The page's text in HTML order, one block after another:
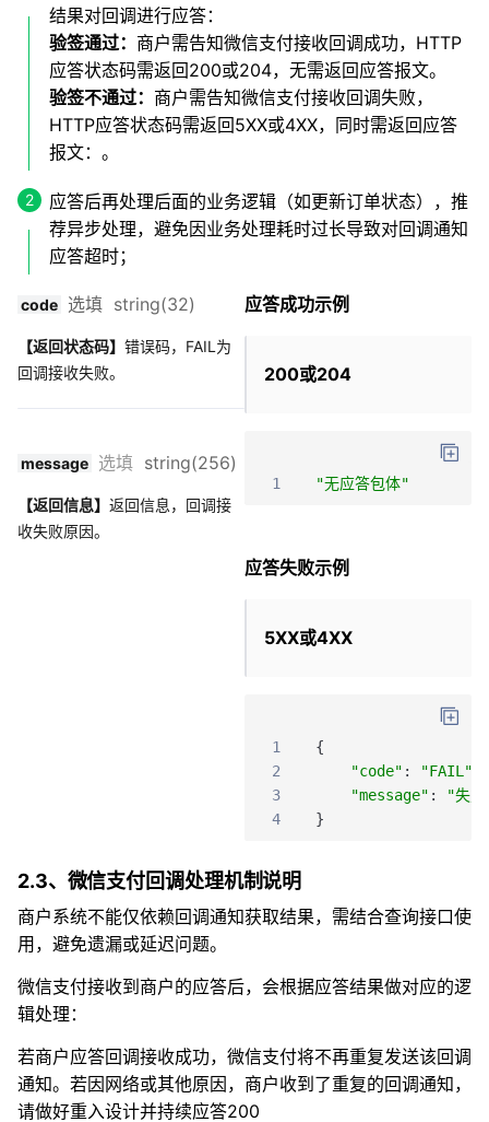
结果对回调进行应答：
验签通过： 商户需告知微信支付接收回调成功，HTTP
应答状态码需返回200或204，无需返回应答报文。
验签不通过： 商户需告知微信支付接收回调失败，
HTTP应答状态码需返回5XX或4XX，同时需返回应答
报文：。
应答后再处理后面的业务逻辑（如更新订单状态），推
荐异步处理，避免因业务处理耗时过长导致对回调通知
应答超时；
code 选填 string(32)
【返回状态码】 错误码，FAIL为
回调接收失败。
message 选填 string(256)
【返回信息】 返回信息，回调接
收失败原因。
应答成功示例
200或204
1 "无应答包体"
应答失败示例
5XX或4XX
1
{
2
"code" : "FAIL"
3
"message" :
"失
4
}
2.3、微信支付回调处理机制说明
商户系统不能仅依赖回调通知获取结果，需结合查询接口使
用，避免遗漏或延迟问题。
微信支付接收到商户的应答后，会根据应答结果做对应的逻
辑处理：
若商户应答回调接收成功，微信支付将不再重复发送该回调
通知。若因网络或其他原因，商户收到了重复的回调通知，
请做好重入设计并持续应答200